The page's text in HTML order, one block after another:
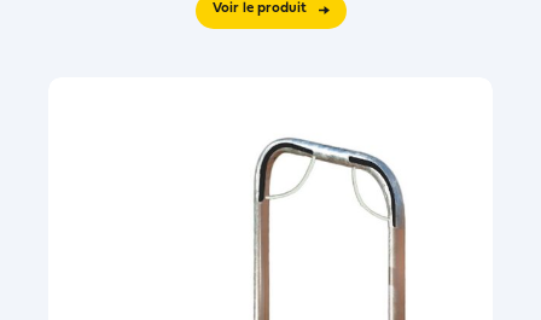
Voir le produit